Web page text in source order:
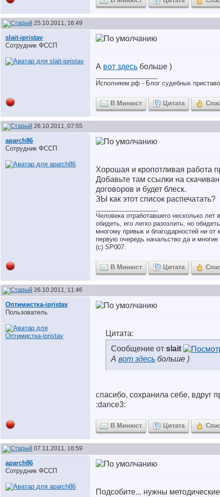
25.10.2011, 16:49
slait-ipristav
Сотрудник ФССП
А вот здесь больше )
Исполняем.рф - Блог судебных
В Минюст Цитата
26.10.2011, 07:55
aparch86
Сотрудник ФССП
Хорошая и кропотливая работа
Добавьте там ссылки на
договоров и будет блеск.
ЗЫ как этот список распечатать?
Человека отработавшего несколько
обидеть, его легко разозлить, но
многому привык и благодарностей ни от
первую очередь начальство да и многие
(с) SP007.
В Минюст Цитата
26.10.2011, 11:46
Оптимистка-ipristav
Пользователь
Цитата:
Сообщение от slait
А вот здесь больше )
спасибо, сохранила себе, вдруг
:dance3:
В Минюст Цитата
07.11.2011, 16:59
aparch86
Сотрудник ФССП
Подсобите... нужны